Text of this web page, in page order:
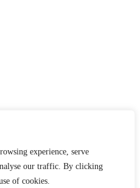
experience, serve
our traffic. By clicking
of cookies.